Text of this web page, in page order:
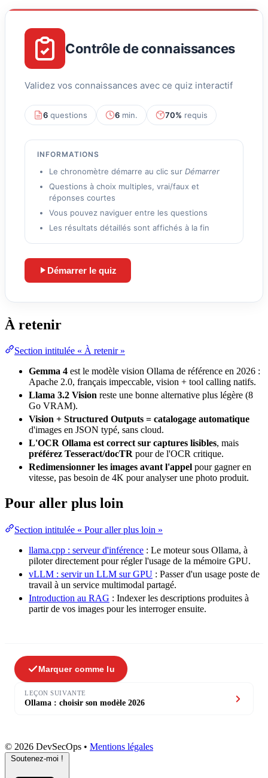
Contrôle de connaissances
Validez vos connaissances avec ce quiz interactif
6 questions 6 min. 70% requis
INFORMATIONS
Le chronomètre démarre au clic sur Démarrer
Questions à choix multiples, vrai/faux et
réponses courtes
Vous pouvez naviguer entre les questions
Les résultats détaillés sont affichés à la fin
Démarrer le quiz
À retenir
Section intitulée « À retenir »
Gemma 4 est le modèle vision Ollama de référence en 2026 :
Apache 2.0, français impeccable, vision + tool calling natifs.
Llama 3.2 Vision reste une bonne alternative plus légère (8
Go VRAM).
Vision + Structured Outputs = catalogage automatique
d'images en JSON typé, sans cloud.
L'OCR Ollama est correct sur captures lisibles, mais
préférez Tesseract/docTR pour de l'OCR critique.
Redimensionner les images avant l'appel pour gagner en
vitesse, pas besoin de 4K pour analyser une photo produit.
Pour aller plus loin
Section intitulée « Pour aller plus loin »
llama.cpp : serveur d'inférence : Le moteur sous Ollama, à
piloter directement pour régler l'usage de la mémoire GPU.
vLLM : servir un LLM sur GPU : Passer d'un usage poste de
travail à un service multimodal partagé.
Introduction au RAG : Indexer les descriptions produites à
partir de vos images pour les interroger ensuite.
Marquer comme lu
LEÇON SUIVANTE
Ollama : choisir son modèle 2026
© 2026 DevSecOps • Mentions légales
Soutenez-moi !